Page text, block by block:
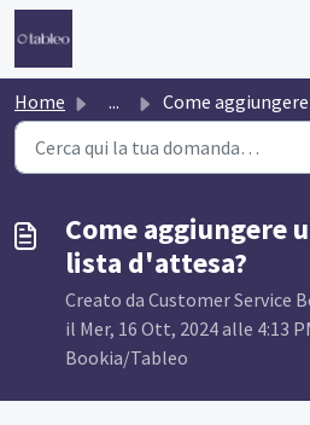
Salta al contenuto principale
Home ... Come aggiungere un cliente alla lista
Come aggiungere
lista d'attesa?
Creato da Customer Service
il Mer, 16 Ott, 2024 alle 4:13
Bookia/Tableo